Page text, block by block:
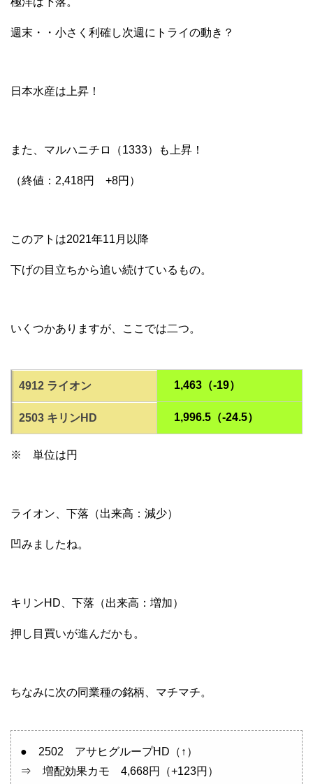
週末・・小さく利確し次週にトライの動き？
日本水産は上昇！
また、マルハニチロ（1333）も上昇！
（終値：2,418円 +8円）
このアトは2021年11月以降
下げの目立ちから追い続けているもの。
いくつかありますが、ここでは二つ。
4912 ライオン 1,463（-19）
2503 キリンHD 1,996.5（-24.5）
※ 単位は円
ライオン、下落（出来高：減少）
凹みましたね。
キリンHD、下落（出来高：増加）
押し目買いが進んだかも。
ちなみに次の同業種の銘柄、マチマチ。
● 2502 アサヒグループHD（↑）
⇒ 増配効果カモ 4,668円（+123円）